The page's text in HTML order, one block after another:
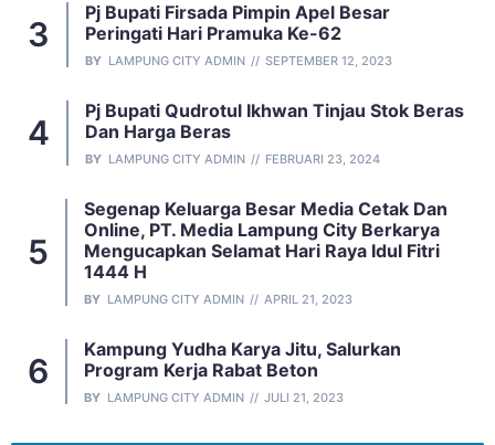
Pj Bupati Firsada Pimpin Apel Besar
Peringati Hari Pramuka Ke-62
BY LAMPUNG CITY ADMIN SEPTEMBER 12, 2023
Pj Bupati Qudrotul Ikhwan Tinjau Stok Beras
Dan Harga Beras
BY LAMPUNG CITY ADMIN FEBRUARI 23, 2024
Segenap Keluarga Besar Media Cetak Dan
Online, PT. Media Lampung City Berkarya
Mengucapkan Selamat Hari Raya Idul Fitri
1444 H
BY LAMPUNG CITY ADMIN APRIL 21, 2023
Kampung Yudha Karya Jitu, Salurkan
Program Kerja Rabat Beton
BY LAMPUNG CITY ADMIN JULI 21, 2023